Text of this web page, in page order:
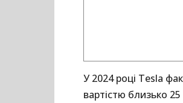
У 2024 році Tesla
вартістю близько